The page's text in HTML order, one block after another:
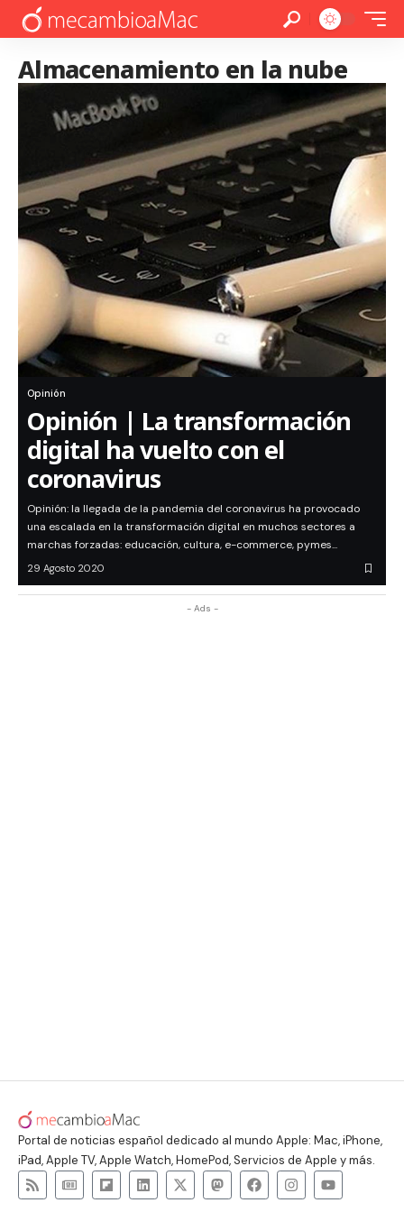
Almacenamiento en la nube
Opinión
Opinión | La transformación
digital ha vuelto con el
coronavirus
Opinión: la llegada de la pandemia del coronavirus ha provocado
una escalada en la transformación digital en muchos sectores a
marchas forzadas: educación, cultura, e-commerce, pymes...
29 Agosto 2020
- Ads -
Portal de noticias español dedicado al mundo Apple: Mac, iPhone,
iPad, Apple TV, Apple Watch, HomePod, Servicios de Apple y más.